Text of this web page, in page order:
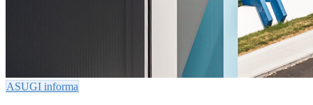
ASUGI informa